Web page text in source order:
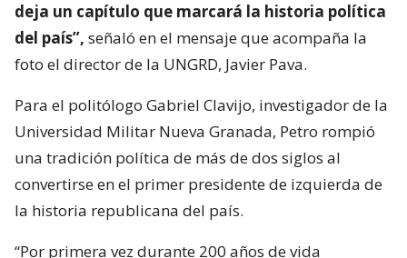
deja un capítulo que marcará la historia política
del país”, señaló en el mensaje que acompaña la
foto el director de la UNGRD, Javier Pava.
Para el politólogo Gabriel Clavijo, investigador de la
Universidad Militar Nueva Granada, Petro rompió
una tradición política de más de dos siglos al
convertirse en el primer presidente de izquierda de
la historia republicana del país.
“Por primera vez durante 200 años de vida